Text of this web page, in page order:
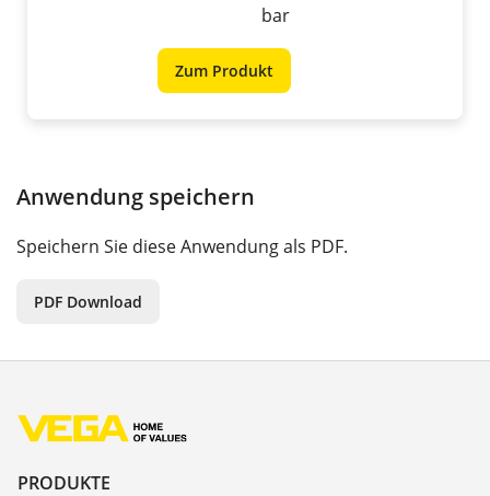
bar
Zum Produkt
Anwendung speichern
Speichern Sie diese Anwendung als PDF.
PDF Download
PRODUKTE